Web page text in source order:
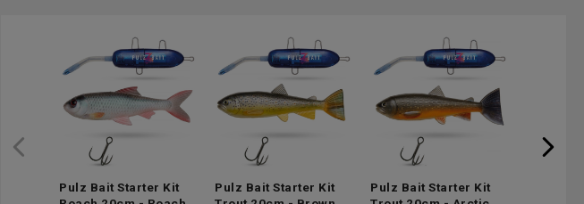
Pulz Bait Starter Kit
Pulz Bait Starter Kit
Pulz Bait Starter Kit